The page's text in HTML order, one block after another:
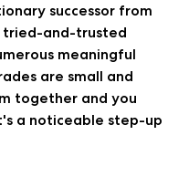
successor from
tried-and-trusted
meaningful
are small and
together and you
a noticeable step-up